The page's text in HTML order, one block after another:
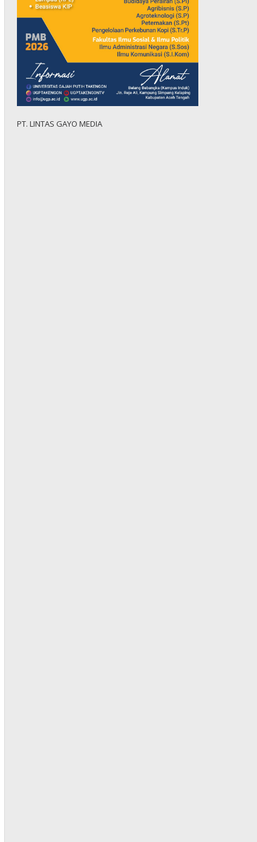
PT. LINTAS GAYO MEDIA